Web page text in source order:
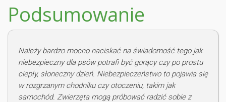
Podsumowanie
Należy bardzo mocno naciskać na świadomość tego jak
niebezpieczny dla psów potrafi być gorący czy po prostu
ciepły, słoneczny dzień. Niebezpieczeństwo to pojawia się
w rozgrzanym chodniku czy otoczeniu, takim jak
samochód. Zwierzęta mogą próbować radzić sobie z